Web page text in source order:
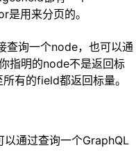
用来分页的。
查询一个node，也可以通
指明的node不是返回标
有的field都返回标量。
以通过查询一个GraphQL